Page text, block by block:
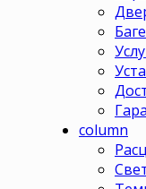
column